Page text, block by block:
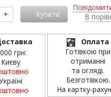
+ Купити
В
грн:
Оплата
Готівкою при
отриманні
та огляді.
Безготівкою.
На картку-